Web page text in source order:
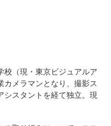
校（現・東京ビジュアルア
カメラマンとなり、撮影ス
シスタントを経て独立。現